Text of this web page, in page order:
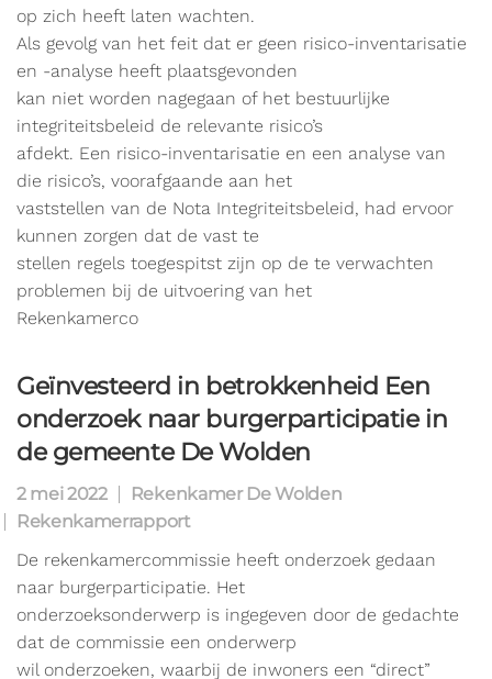
op zich heeft laten wachten.
Als gevolg van het feit dat er geen risico-inventarisatie
en -analyse heeft plaatsgevonden
kan niet worden nagegaan of het bestuurlijke
integriteitsbeleid de relevante risico’s
afdekt. Een risico-inventarisatie en een analyse van
die risico’s, voorafgaande aan het
vaststellen van de Nota Integriteitsbeleid, had ervoor
kunnen zorgen dat de vast te
stellen regels toegespitst zijn op de te verwachten
problemen bij de uitvoering van het
Rekenkamerco
Geïnvesteerd in betrokkenheid Een
onderzoek naar burgerparticipatie in
de gemeente De Wolden
2 mei 2022
Rekenkamer De Wolden
Rekenkamerrapport
De rekenkamercommissie heeft onderzoek gedaan
naar burgerparticipatie. Het
onderzoeksonderwerp is ingegeven door de gedachte
dat de commissie een onderwerp
wil onderzoeken, waarbij de inwoners een “direct”